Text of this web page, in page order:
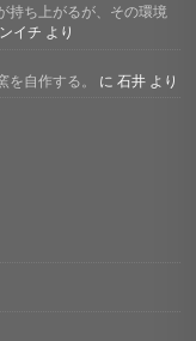
持ち上がるが、その環境
イチ より
自作する。 に石井 より